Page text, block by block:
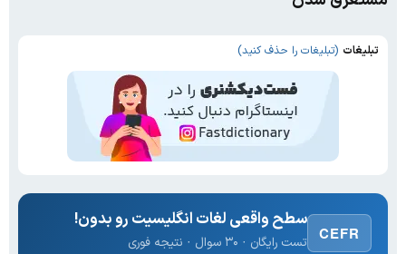
تبلیغات (تبلیغات را حذف کنید)
CEFR
سطح واقعی لغات انگلیسیت رو بدون!
تست رایگان · ۳۰ سوال · نتیجه فوری